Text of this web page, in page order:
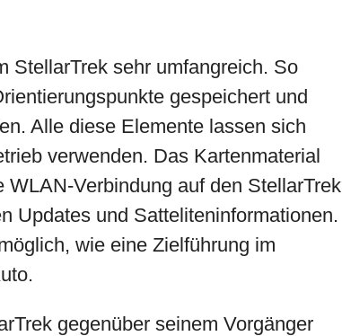
StellarTrek sehr umfangreich. So
gespeichert und
Alle diese Elemente lassen sich
verwenden. Das Kartenmaterial
Verbindung auf den StellarTrek
Updates und Satteliteninformationen.
wie eine Zielführung im
gegenüber seinem Vorgänger